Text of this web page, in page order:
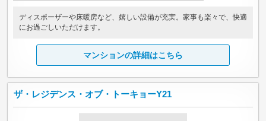
ディスポーザーや床暖房など、嬉しい設備が充実。家事も楽々で、快適
にお過ごしいただけます。
マンションの詳細はこちら
ザ・レジデンス・オブ・トーキョーY21